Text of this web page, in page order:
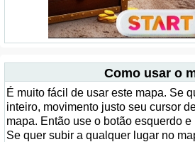
Como usar o
É muito fácil de usar este mapa. Se
inteiro, movimento justo seu cursor
mapa. Então use o botão esquerdo
Se quer subir a qualquer lugar no